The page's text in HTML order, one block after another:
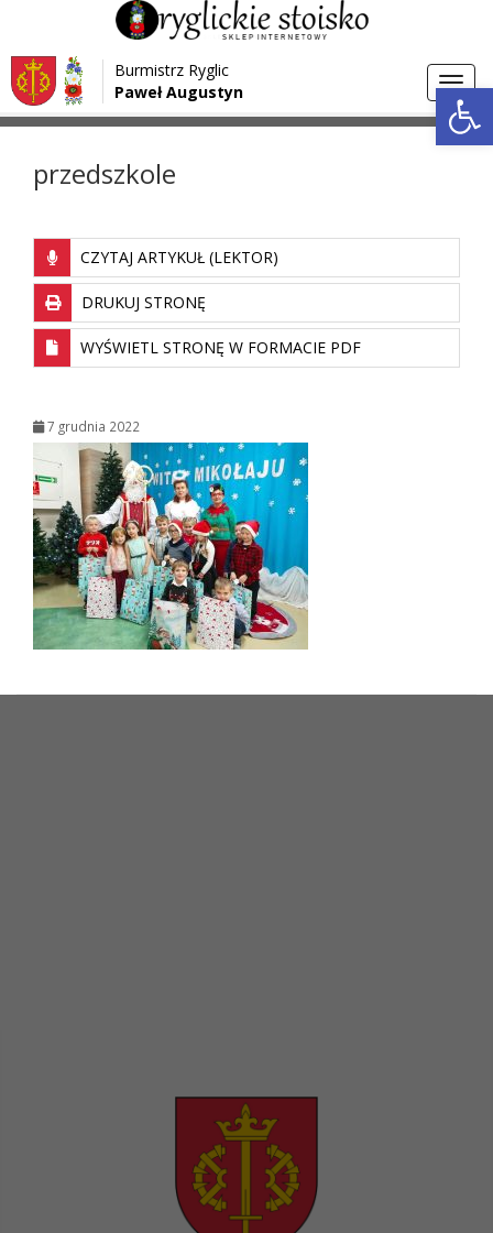
Przejdź do menu
Przejdź do głównej treści strony
Przejdź do stopki strony
Burmistrz Ryglic
Paweł Augustyn
Strona główna > Media >
przedszkole
CZYTAJ ARTYKUŁ (LEKTOR)
DRUKUJ STRONĘ
WYŚWIETL STRONĘ W FORMACIE PDF
7 grudnia 2022